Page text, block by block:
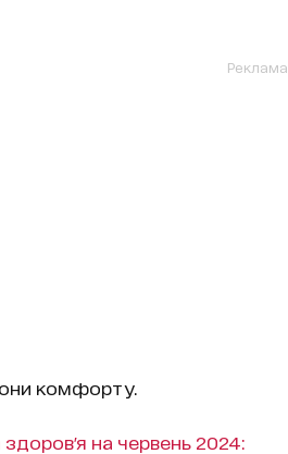
Реклама
комфорту.
на червень 2024: